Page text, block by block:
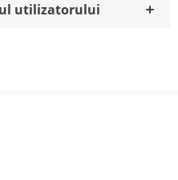
utilizatorului